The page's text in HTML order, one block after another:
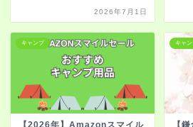
2026年7月1日
キャンプ キャ